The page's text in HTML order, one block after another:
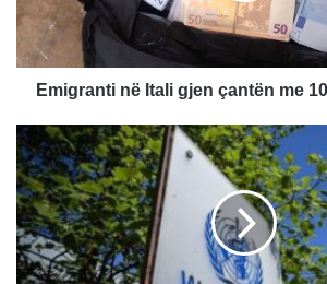
n
i
I
a
l
i
g
j
Emigranti në Itali gjen çantën me
O
B
S
H
:
S
h